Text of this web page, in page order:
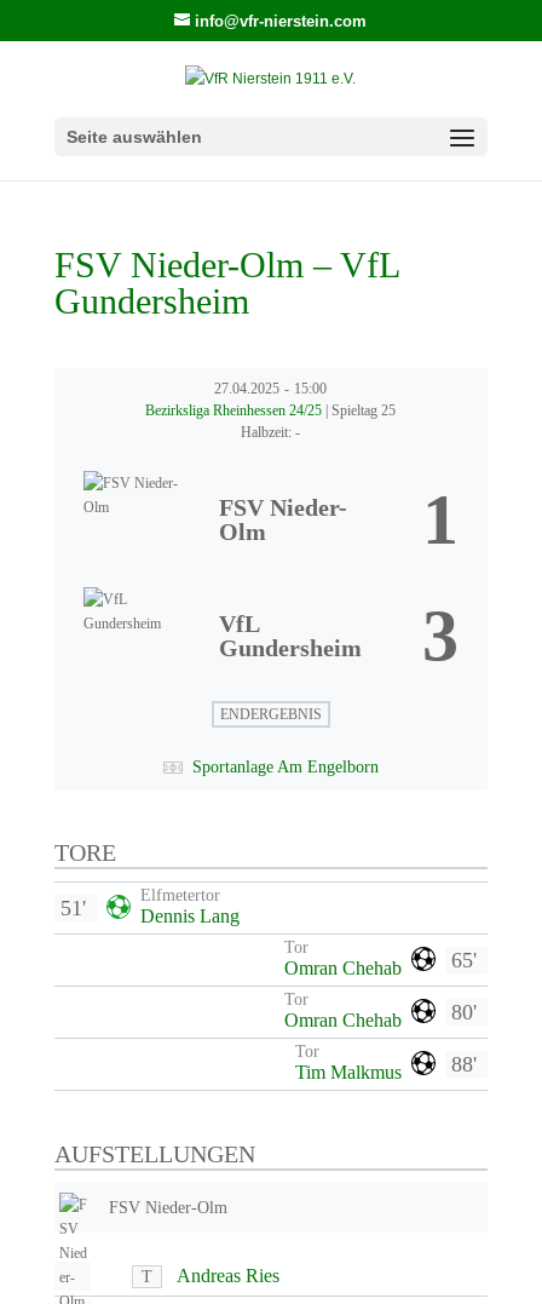
info@vfr-nierstein.com
Seite auswählen
FSV Nieder-Olm – VfL
Gundersheim
27.04.2025 - 15:00
Bezirksliga Rheinhessen 24/25 | Spieltag 25
Halbzeit: -
FSV Nieder-
Olm
1
VfL
Gundersheim
3
ENDERGEBNIS
Sportanlage Am Engelborn
TORE
Elfmetertor
Dennis Lang
51'
65'
Tor
Omran Chehab
80'
Tor
Omran Chehab
88'
Tor
Tim Malkmus
AUFSTELLUNGEN
FSV Nieder-Olm
T Andreas Ries